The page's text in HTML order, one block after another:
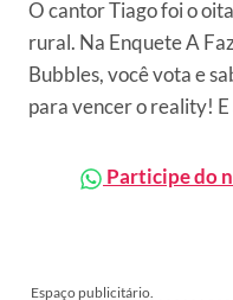
O cantor Tiago foi o
rural. Na Enquete A
Bubbles, você vota e
para vencer o reality! E
Participe do